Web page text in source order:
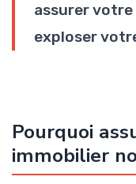
assurer votre
exploser
Pourquoi
immobilier